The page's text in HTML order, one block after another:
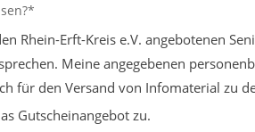
Rhein-Erft-Kreis e.V. angebotenen
Meine angegebenen
für den Versand von Infomaterial zu
Gutscheinangebot zu.